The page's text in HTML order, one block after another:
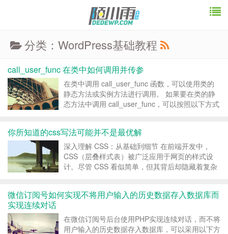
分类：WordPress基础教程
call_user_func 在类中如何调用并传参
在类中调用 call_user_func 函数，可以使用类的
静态方法或实例方法进行调用。 如果要在类的静
态方法中调用 call_user_func，可以按照以下方式
你所知道的css写法可能并不是最优解
深入理解 CSS：从基础到细节 在前端开发中，
CSS（层叠样式表）被广泛应用于网页的样式设
计。尽管 CSS 看似简单，但其背后却隐藏着复杂
文章将深入探讨一些常见的 CSS 使用场景与细
微信订阅号如何实现不将用户输入的历史数据存入数据库而
实现连续对话
在微信订阅号后台使用PHP实现连续对话，而不将
用户输入的历史数据存入数据库，可以采用以下方